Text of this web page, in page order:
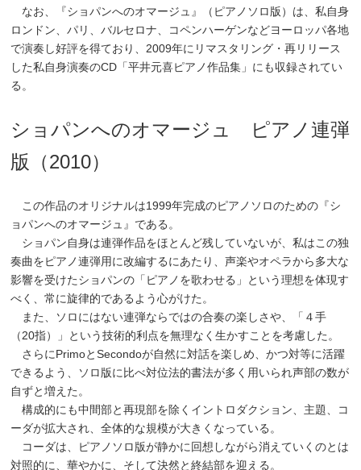
なお、『ショパンへのオマージュ』（ピアノソロ版）は、私自身
ロンドン、パリ、バルセロナ、コペンハーゲンなどヨーロッパ各地
で演奏し好評を得ており、2009年にリマスタリング・再リリース
した私自身演奏のCD「平井元喜ピアノ作品集」にも収録されてい
る。
ショパンへのオマージュ ピアノ連弾
版（2010）
この作品のオリジナルは1999年完成のピアノソロのための『シ
ョパンへのオマージュ』である。
ショパン自身は連弾作品をほとんど残していないが、私はこの独
奏曲をピアノ連弾用に改編するにあたり、声楽やオペラから多大な
影響を受けたショパンの「ピアノを歌わせる」という理想を体現す
べく、常に旋律的であるよう心がけた。
また、ソロにはない連弾ならではの合奏の楽しさや、「４手
（20指）」という技術的利点を無理なく生かすことを考慮した。
さらにPrimoとSecondoが自然に対話を楽しめ、かつ対等に活躍
できるよう、ソロ版に比べ対位法的書法が多く用いられ声部の数が
自ずと増えた。
構成的にも中間部と再現部を除くイントロダクション、主題、コ
ーダが拡大され、全体的な規模が大きくなっている。
コーダは、ピアノソロ版が静かに回想しながら消えていくのとは
対照的に、華やかに、そして決然と終結部を迎える。